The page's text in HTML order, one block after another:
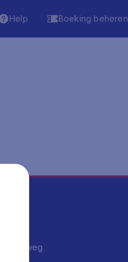
Help Boeking beheren
weg